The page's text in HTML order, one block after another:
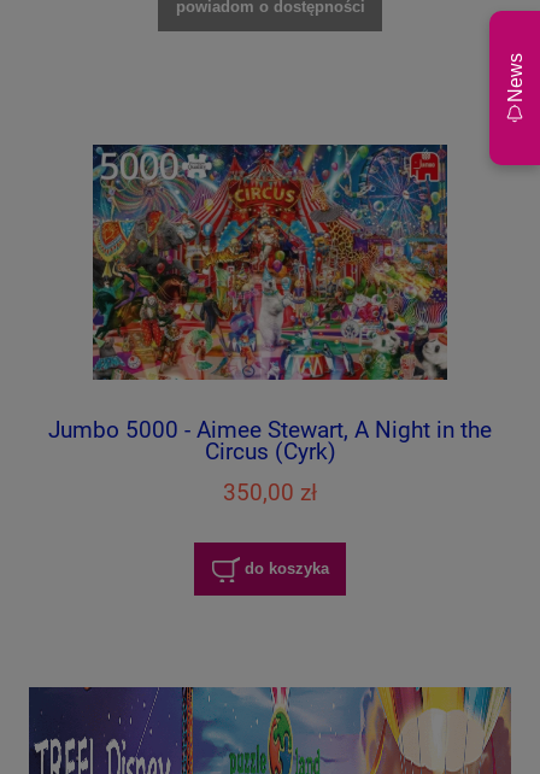
powiadom o dostępności
Jumbo 5000 - Aimee Stewart, A Night in the
Circus (Cyrk)
350,00 zł
do koszyka
News